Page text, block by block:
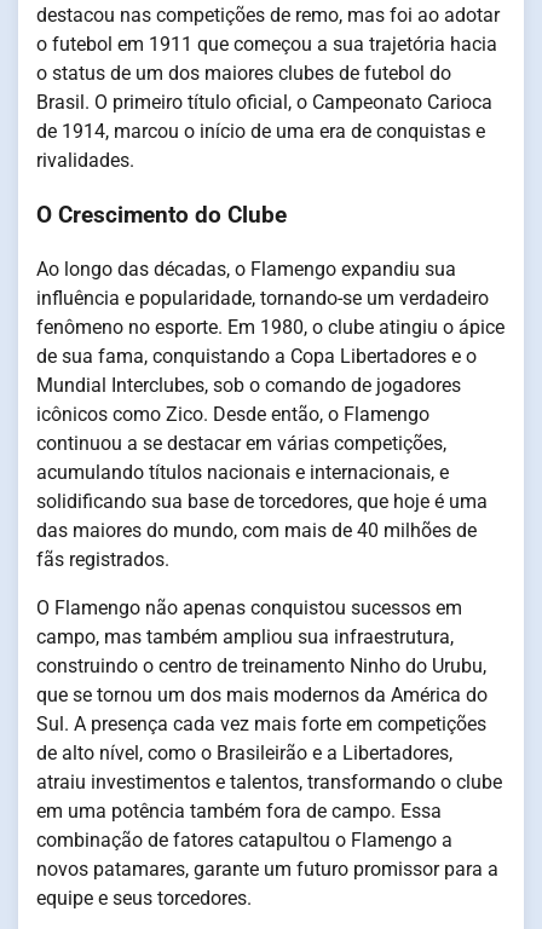
destacou nas competições de remo, mas foi ao adotar
o futebol em 1911 que começou a sua trajetória hacia
o status de um dos maiores clubes de futebol do
Brasil. O primeiro título oficial, o Campeonato Carioca
de 1914, marcou o início de uma era de conquistas e
rivalidades.
O Crescimento do Clube
Ao longo das décadas, o Flamengo expandiu sua
influência e popularidade, tornando-se um verdadeiro
fenômeno no esporte. Em 1980, o clube atingiu o ápice
de sua fama, conquistando a Copa Libertadores e o
Mundial Interclubes, sob o comando de jogadores
icônicos como Zico. Desde então, o Flamengo
continuou a se destacar em várias competições,
acumulando títulos nacionais e internacionais, e
solidificando sua base de torcedores, que hoje é uma
das maiores do mundo, com mais de 40 milhões de
fãs registrados.
O Flamengo não apenas conquistou sucessos em
campo, mas também ampliou sua infraestrutura,
construindo o centro de treinamento Ninho do Urubu,
que se tornou um dos mais modernos da América do
Sul. A presença cada vez mais forte em competições
de alto nível, como o Brasileirão e a Libertadores,
atraiu investimentos e talentos, transformando o clube
em uma potência também fora de campo. Essa
combinação de fatores catapultou o Flamengo a
novos patamares, garante um futuro promissor para a
equipe e seus torcedores.